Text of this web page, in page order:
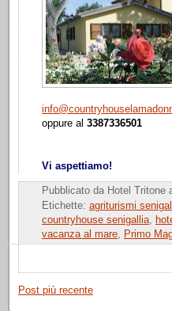
oppure al 3387336501
Vi aspettiamo!
Pubblicato da Hotel Tritone
Etichette: agriturismi
countryhouse senigallia,
vacanza al mare, Primo
Post più recente